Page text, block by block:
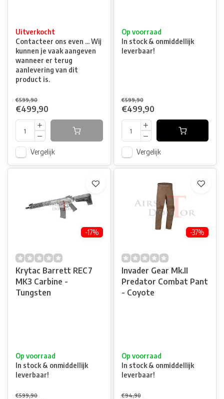
Uitverkocht
Contacteer ons even ... Wij
kunnen je vaak aangeven
wanneer er terug
aanlevering van dit
product is.
€599,90
€499,90
Vergelijk
Op voorraad
In stock & onmiddellijk
leverbaar!
€599,90
€499,90
Vergelijk
-17%
Krytac Barrett REC7
MK3 Carbine -
Tungsten
Op voorraad
In stock & onmiddellijk
leverbaar!
€599,90
-37%
Invader Gear Mk.II
Predator Combat Pant
- Coyote
Op voorraad
In stock & onmiddellijk
leverbaar!
€94,90